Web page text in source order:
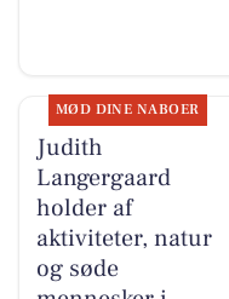
MØD DINE NABOER
Judith
Langergaard
holder af
aktiviteter, natur
og søde